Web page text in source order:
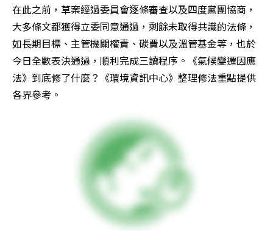
在此之前，草案經過委員會逐條審查以及四度黨團協商，
大多條文都獲得立委同意通過，剩餘未取得共識的法條，
如長期目標、主管機關權責、碳費以及溫管基金等，也於
今日全數表決通過，順利完成三讀程序。《氣候變遷因應
法》到底修了什麼？《環境資訊中心》整理修法重點提供
各界參考。